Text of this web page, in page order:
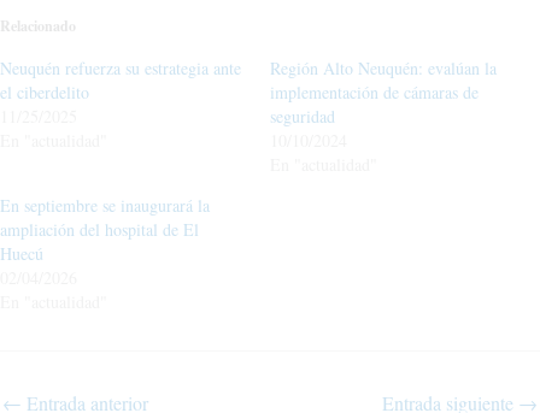
Relacionado
Neuquén refuerza su estrategia ante
el ciberdelito
Región Alto Neuquén: evalúan la
implementación de cámaras de
seguridad
En septiembre se inaugurará la
ampliación del hospital de El
Huecú
← Entrada anterior Entrada siguiente →